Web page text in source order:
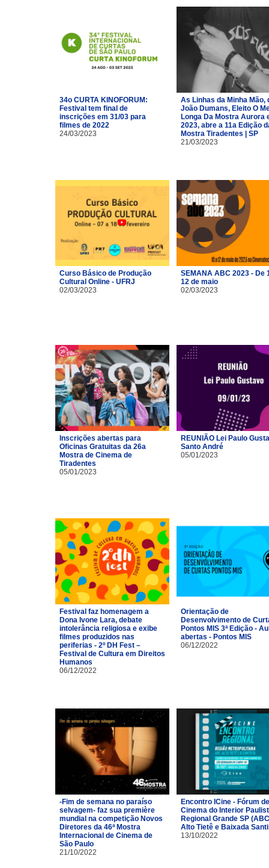
34o CURTA KINOFORUM:
Festival tem final de
inscrições em 31/03 para
filmes de 2022
24/03/2023
As Linhas da Minha Mão,
João Dumans, Eleito O
Longa Da Mostra Aurora
2023, abre a 11a Edição
Mostra Tiradentes | SP
21/03/2023
Curso Básico de Produção
Cultural Online - UFRJ
02/03/2023
SEMANA ABC 2023 - De
12 de maio
02/03/2023
Inscrições abertas para
Oficinas Gratuitas da 26a
Mostra de Cinema de
Tiradentes
05/01/2023
REUNIÃO Lei Paulo
Santo André
05/01/2023
Festival faz homenagem a
Dona Ivone Lara, debate
intolerância religiosa e exibe
filmes produzidos nas
periferias - 2º DH Fest –
Festival de Cultura em Direitos
Humanos
06/12/2022
Orientação de
Desenvolvimento de
Pontos MIS 3ª Edição -
abertas - Pontos MIS
06/12/2022
-Fim de semana no paraíso
selvagem- faz sua première
mundial na competição Novos
Diretores da 46ª Mostra
Internacional de Cinema de
São Paulo
21/10/2022
Encontro ICine - Fórum de
Cinema do Interior
Regional Grande SP
Alto Tietê e Baixada
13/10/2022